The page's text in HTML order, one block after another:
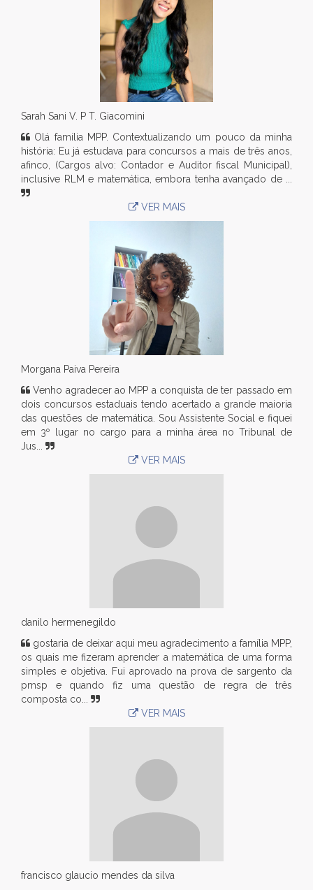
Sarah Sani V. P T. Giacomini
Olá família MPP. Contextualizando um pouco da minha
história: Eu já estudava para concursos a mais de três anos,
afinco, (Cargos alvo: Contador e Auditor fiscal Municipal),
inclusive RLM e matemática, embora tenha avançado de ...
VER MAIS
Morgana Paiva Pereira
Venho agradecer ao MPP a conquista de ter passado em
dois concursos estaduais tendo acertado a grande maioria
das questões de matemática. Sou Assistente Social e fiquei
em 3º lugar no cargo para a minha área no Tribunal de
Jus...
VER MAIS
danilo hermenegildo
gostaria de deixar aqui meu agradecimento a família MPP,
os quais me fizeram aprender a matemática de uma forma
simples e objetiva. Fui aprovado na prova de sargento da
pmsp e quando fiz uma questão de regra de três
composta co...
VER MAIS
francisco glaucio mendes da silva